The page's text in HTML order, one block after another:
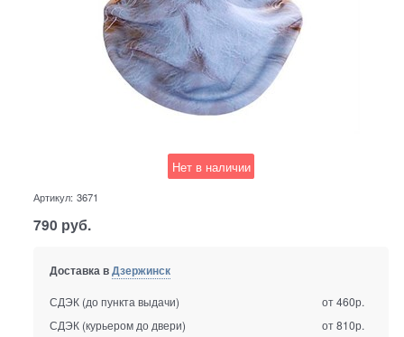
Нет в наличии
Артикул: 3671
790 руб.
Доставка вДзержинск
СДЭК (до пункта выдачи)
от 460р.
СДЭК (курьером до двери)
от 810р.